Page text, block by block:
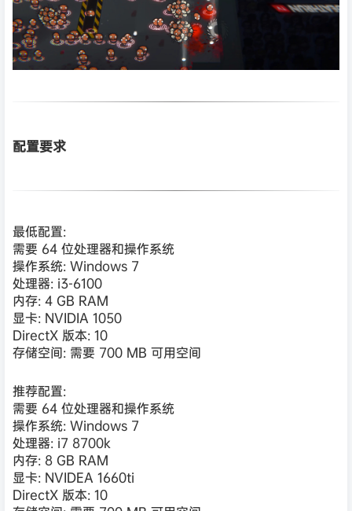
配置要求
最低配置:
需要 64 位处理器和操作系统
操作系统: Windows 7
处理器: i3-6100
内存: 4 GB RAM
显卡: NVIDIA 1050
DirectX 版本: 10
存储空间: 需要 700 MB 可用空间
推荐配置:
需要 64 位处理器和操作系统
操作系统: Windows 7
处理器: i7 8700k
内存: 8 GB RAM
显卡: NVIDEA 1660ti
DirectX 版本: 10